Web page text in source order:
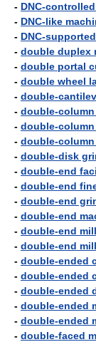
- DNC-
- DNC-like
- DNC-
- double duplex
- double portal
- double wheel
- double-
- double-
- double-
- double-
- double-disk
- double-end
- double-end
- double-end
- double-end
- double-end
- double-end
- double-ended
- double-ended
- double-ended
- double-ended
- double-ended
- double-faced